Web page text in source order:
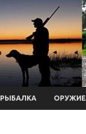
РЫБАЛКА ОРУЖИЕ